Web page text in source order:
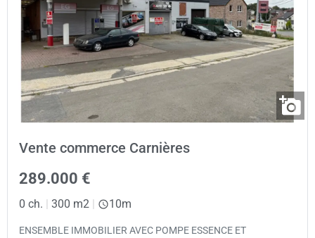
Vente commerce Carnières
289.000 €
0 ch. 300 m2 10m
ENSEMBLE IMMOBILIER AVEC POMPE ESSENCE ET